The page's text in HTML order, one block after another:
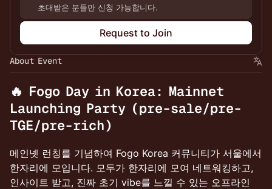
초대받은 분들만 신청 가능합니다.
Request to Join
About Event
🔥 Fogo Day in Korea: Mainnet
Launching Party (pre-sale/pre-
TGE/pre-rich)
메인넷 런칭를 기념하여 Fogo Korea 커뮤니티가 서울에서
한자리에 모입니다. 모두가 한자리에 모여 네트워킹하고,
인사이트 받고, 진짜 초기 vibe를 느낄 수 있는 오프라인